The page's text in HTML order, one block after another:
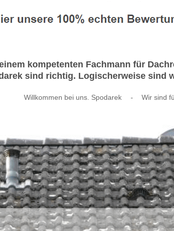
kompetenten Fachmann für
sind richtig. Logischerweise sind
Willkommen bei uns. Spodarek - Wir sind